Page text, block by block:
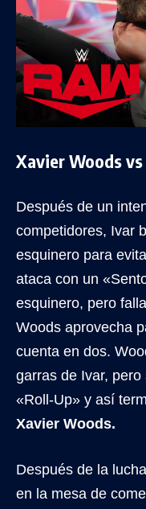
Xavier Woods
Después de un
competidores, Ivar
esquinero para
ataca con un
esquinero, pero
Woods aprovecha
cuenta en dos.
garras de Ivar,
«Roll-Up» y así
Xavier Woods.
Después de la
en la mesa de